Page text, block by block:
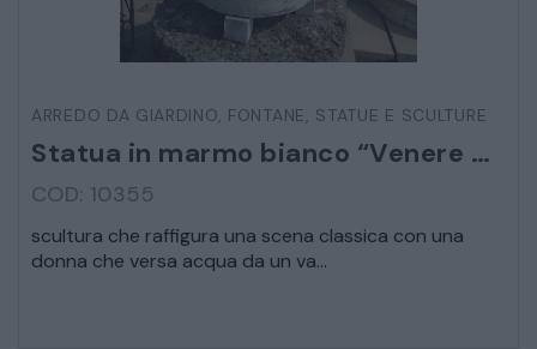
STRUMENTI MUSICALI
VEICOLI D’EPOCA
ARREDO DA GIARDINO, FONTANE, STATUE E SCULTURE
Statua in marmo bianco “Venere bagnante”
COD: 10355
scultura che raffigura una scena classica con una
donna che versa acqua da un va...